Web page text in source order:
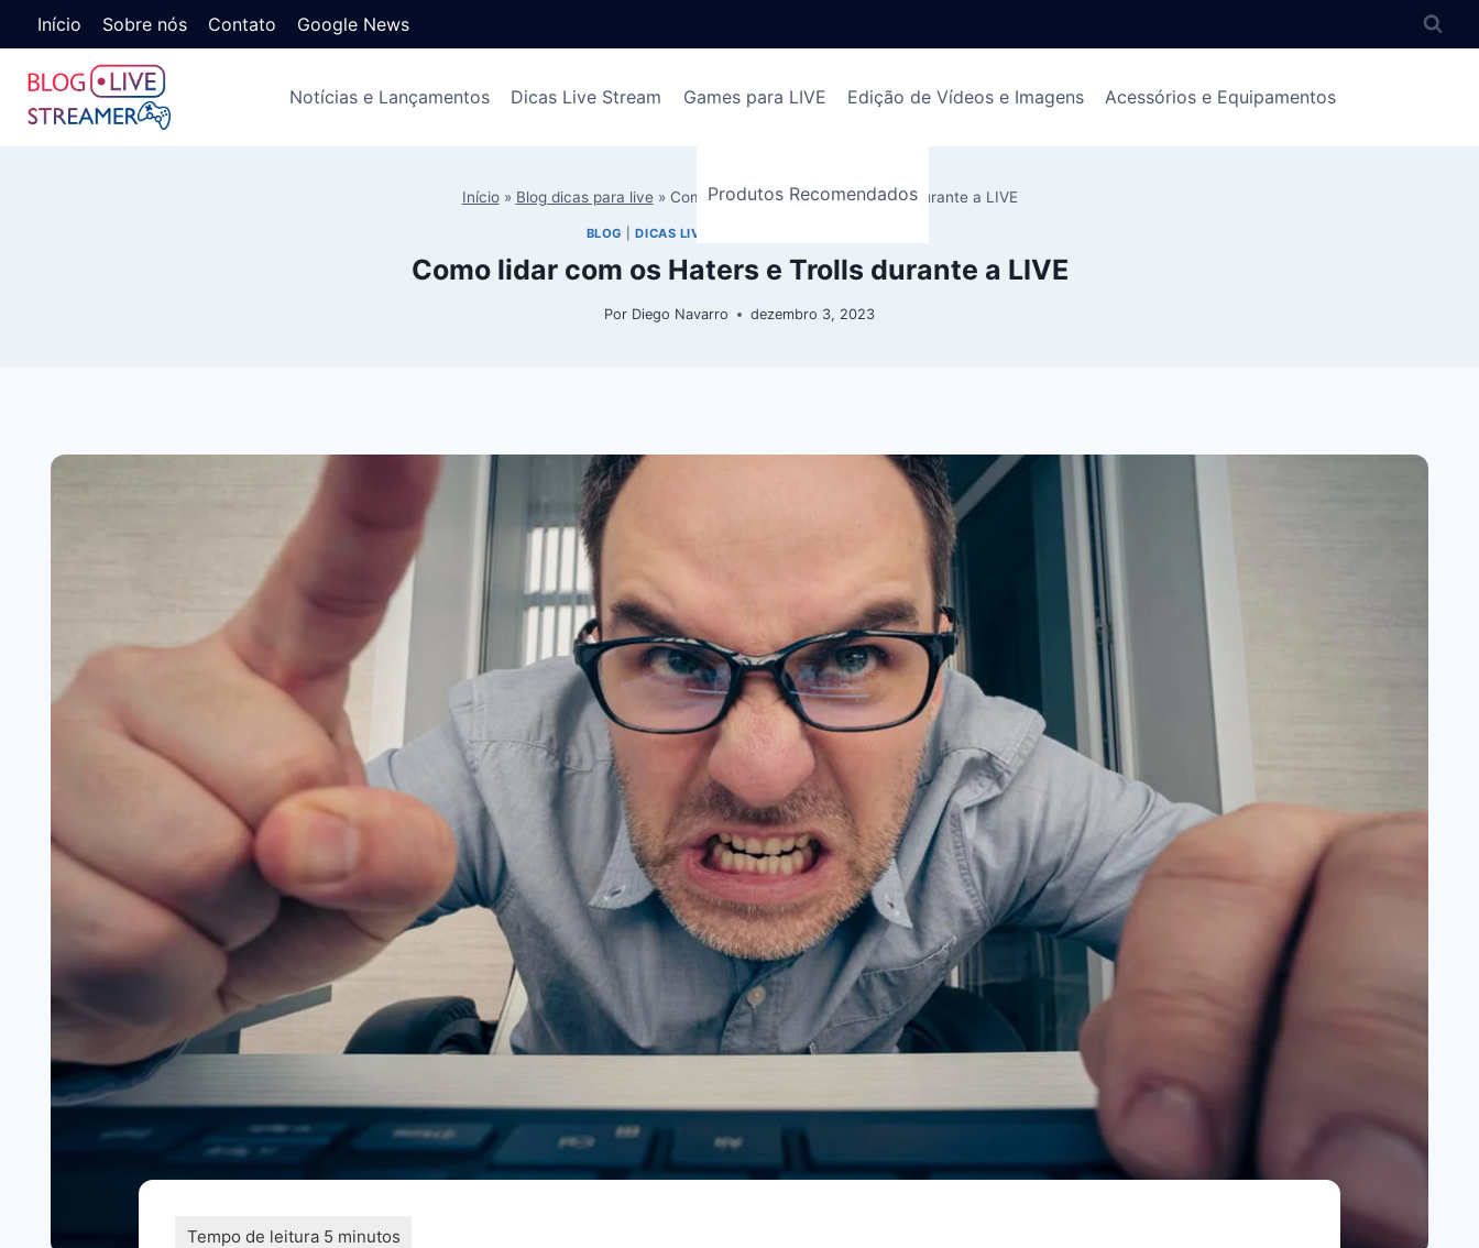
Início Sobre nós Contato Google News
Notícias e Lançamentos Dicas Live Stream Games para LIVE Edição de Vídeos e Imagens Acessórios e Equipamentos
Produtos Recomendados
Início» Blog dicas para live » Como lidar com os Haters e Trolls durante a LIVE
BLOG |DICAS LIVE STREAM
Como lidar com os Haters e Trolls durante a LIVE
Por Diego Navarro dezembro 3, 2023